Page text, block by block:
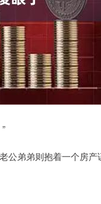
弟弟则抱着一个房产